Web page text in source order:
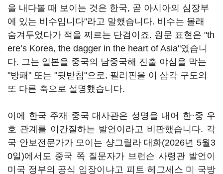
을 내다볼 때 보이는 것은 한국, 곧 아시아의 심장부
에 있는 비수입니다"라고 말했습니다. 비수는 몰래
숨겨두었다가 적을 찌르는 단검이죠. 원문 표현은 "th
ere’s Korea, the dagger in the heart of Asia"였습니
다. 그는 일본을 중국의 남중국해 진출 야심을 막는
"방패" 또는 "뒷받침"으로, 필리핀을 이 삼각 구도의
또 다른 축으로 설명했습니다.
이에 한국 주재 중국 대사관은 성명을 내어 한·중 우
호 관계를 이간질하는 발언이라고 비판했습니다. 각
국 안보전문가가 모이는 샹그릴라 대화(2026년 5월3
0일)에서도 중국 쪽 질문자가 브런슨 사령관 발언이
미국 정부의 공식 입장이냐고 피트 헤그세스 미 국방